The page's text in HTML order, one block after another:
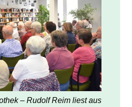
– Rudolf Reim liest aus